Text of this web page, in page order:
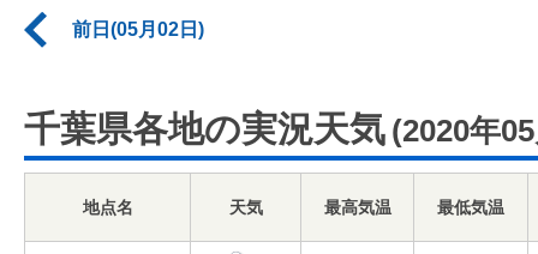
前日(05月02日)
千葉県各地の実況天気 (2020年
地点名 天気 最高気温 最低気温